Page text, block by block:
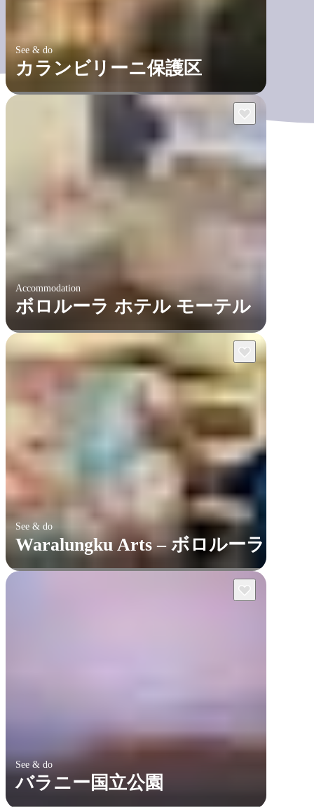
See & do
カランビリーニ保護区
Accommodation
ボロルーラ ホテル モーテル
See & do
Waralungku Arts – ボロルーラ
See & do
バラニー国立公園